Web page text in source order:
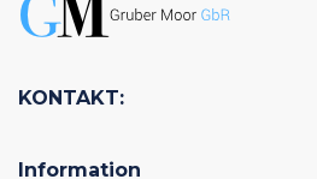
KONTAKT:
Information